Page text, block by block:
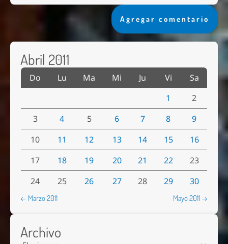
Agregar comentario
Abril 2011
Do Lu Ma Mi Ju Vi
Sa
1
2
3
4 5 6 7 8
9
10
11 12 13 14 15
16
17
18 19 20 21 22
23
24
25 26 27 28 29 30
← Marzo 2011 Mayo 2011 →
Archivo